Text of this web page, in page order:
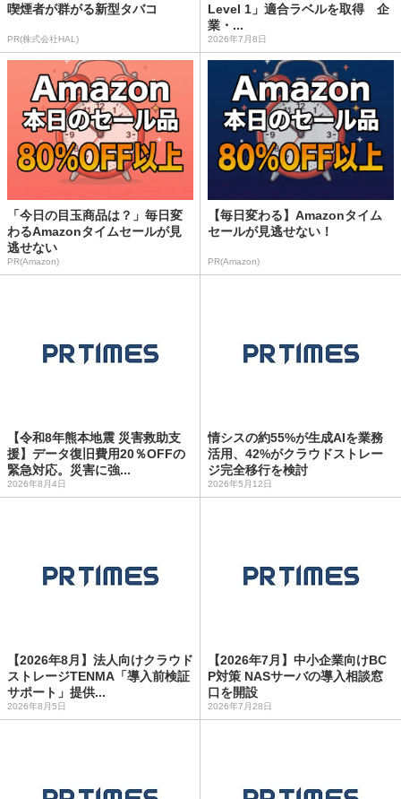
喫煙者が群がる新型タバコ
PR(株式会社HAL)
Level 1」適合ラベルを取得 企
業・...
2026年7月8日
「今日の目玉商品は？」毎日変
わるAmazonタイムセールが見
逃せない
PR(Amazon)
【毎日変わる】Amazonタイム
セールが見逃せない！
PR(Amazon)
【令和8年熊本地震 災害救助支
援】データ復旧費用20％OFFの
緊急対応。災害に強...
2026年8月4日
情シスの約55%が生成AIを業務
活用、42%がクラウドストレー
ジ完全移行を検討
2026年5月12日
【2026年8月】法人向けクラウド
ストレージTENMA「導入前検証
サポート」提供...
2026年8月5日
【2026年7月】中小企業向けBC
P対策 NASサーバの導入相談窓
口を開設
2026年7月28日